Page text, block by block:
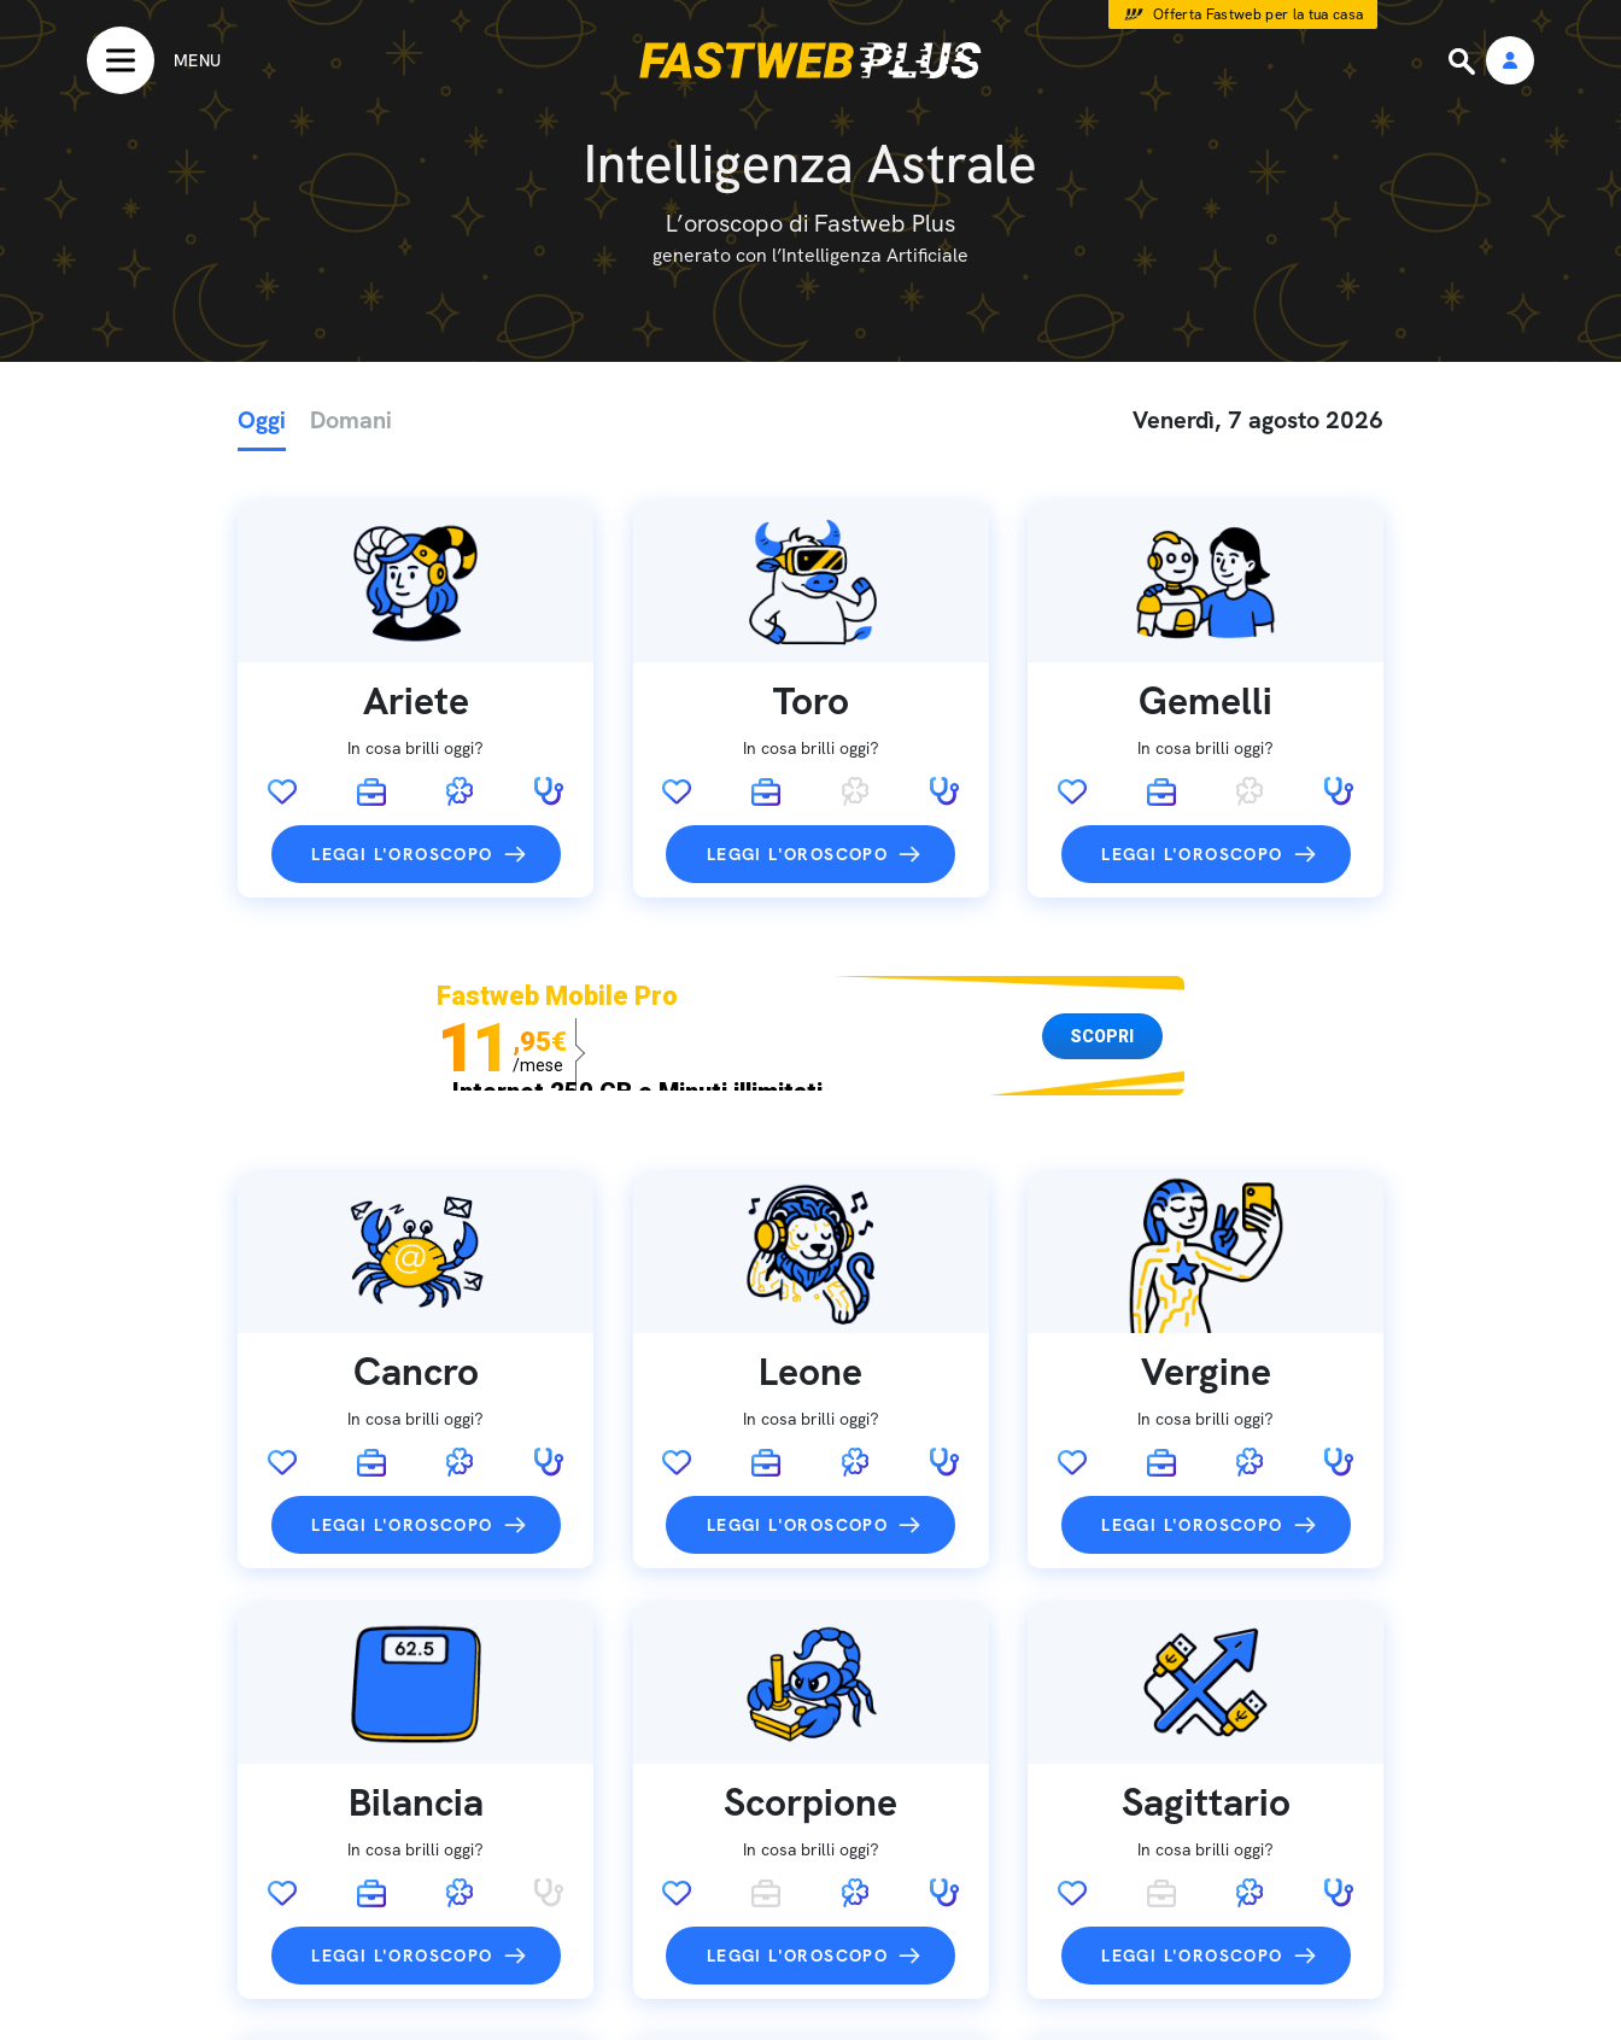
Offerta Fastweb per la tua casa
MENU
Intelligenza Astrale
L’oroscopo di Fastweb Plus
generato con l’Intelligenza Artificiale
Oggi Domani Venerdì, 7 agosto 2026
Ariete
In cosa brilli oggi?
LEGGI L'OROSCOPO
Toro
In cosa brilli oggi?
LEGGI L'OROSCOPO
Gemelli
In cosa brilli oggi?
LEGGI L'OROSCOPO
Fastweb Mobile Pro
11 ,95€
/mese
Internet 250 GB e Minuti illimitati
SCOPRI
Cancro
In cosa brilli oggi?
LEGGI L'OROSCOPO
Leone
In cosa brilli oggi?
LEGGI L'OROSCOPO
Vergine
In cosa brilli oggi?
LEGGI L'OROSCOPO
Bilancia
In cosa brilli oggi?
LEGGI L'OROSCOPO
Scorpione
In cosa brilli oggi?
LEGGI L'OROSCOPO
Sagittario
In cosa brilli oggi?
LEGGI L'OROSCOPO